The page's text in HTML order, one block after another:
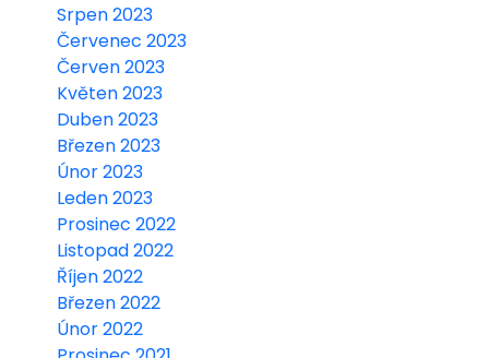
Srpen 2023
Červenec 2023
Červen 2023
Květen 2023
Duben 2023
Březen 2023
Únor 2023
Leden 2023
Prosinec 2022
Listopad 2022
Říjen 2022
Březen 2022
Únor 2022